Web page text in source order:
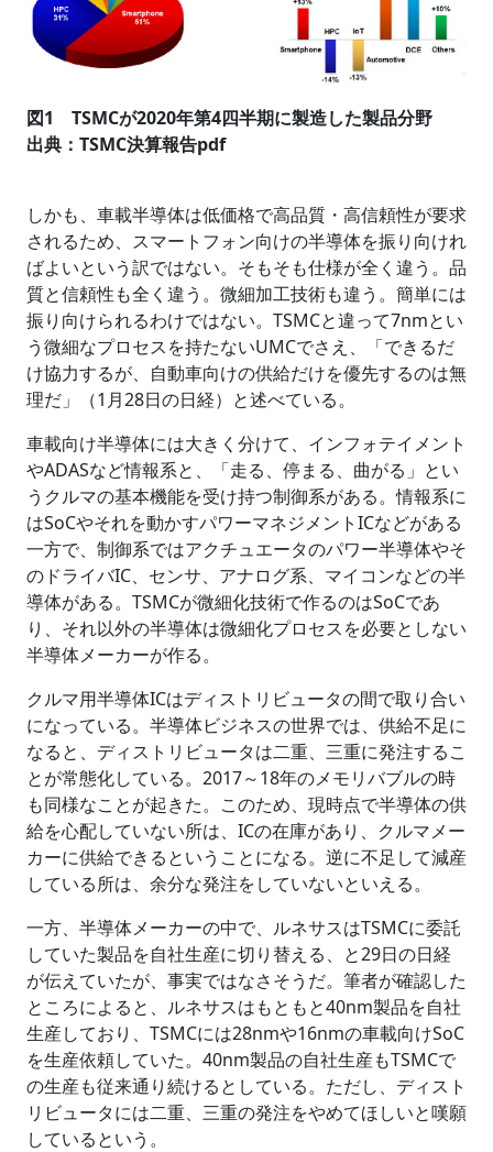
図1 TSMCが2020年第4四半期に製造した製品分野
出典：TSMC決算報告pdf
しかも、車載半導体は低価格で高品質・高信頼性が要求
されるため、スマートフォン向けの半導体を振り向けれ
ばよいという訳ではない。そもそも仕様が全く違う。品
質と信頼性も全く違う。微細加工技術も違う。簡単には
振り向けられるわけではない。TSMCと違って7nmとい
う微細なプロセスを持たないUMCでさえ、「できるだ
け協力するが、自動車向けの供給だけを優先するのは無
理だ」（1月28日の日経）と述べている。
車載向け半導体には大きく分けて、インフォテイメント
やADASなど情報系と、「走る、停まる、曲がる」とい
うクルマの基本機能を受け持つ制御系がある。情報系に
はSoCやそれを動かすパワーマネジメントICなどがある
一方で、制御系ではアクチュエータのパワー半導体やそ
のドライバIC、センサ、アナログ系、マイコンなどの半
導体がある。TSMCが微細化技術で作るのはSoCであ
り、それ以外の半導体は微細化プロセスを必要としない
半導体メーカーが作る。
クルマ用半導体ICはディストリビュータの間で取り合い
になっている。半導体ビジネスの世界では、供給不足に
なると、ディストリビュータは二重、三重に発注するこ
とが常態化している。2017～18年のメモリバブルの時
も同様なことが起きた。このため、現時点で半導体の供
給を心配していない所は、ICの在庫があり、クルマメー
カーに供給できるということになる。逆に不足して減産
している所は、余分な発注をしていないといえる。
一方、半導体メーカーの中で、ルネサスはTSMCに委託
していた製品を自社生産に切り替える、と29日の日経
が伝えていたが、事実ではなさそうだ。筆者が確認した
ところによると、ルネサスはもともと40nm製品を自社
生産しており、TSMCには28nmや16nmの車載向けSoC
を生産依頼していた。40nm製品の自社生産もTSMCで
の生産も従来通り続けるとしている。ただし、ディスト
リビュータには二重、三重の発注をやめてほしいと嘆願
しているという。